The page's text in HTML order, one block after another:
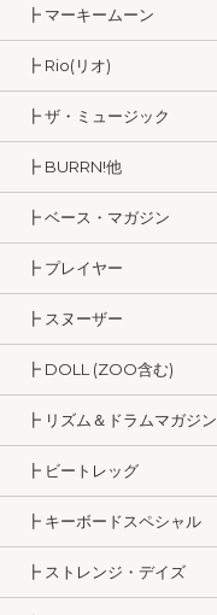
┣ マーキームーン
┣ Rio(リオ)
┣ ザ・ミュージック
┣ BURRN!他
┣ ベース・マガジン
┣ プレイヤー
┣ スヌーザー
┣ DOLL (ZOO含む)
┣ リズム＆ドラムマガジン
┣ ビートレッグ
┣ キーボードスペシャル
┣ ストレンジ・デイズ